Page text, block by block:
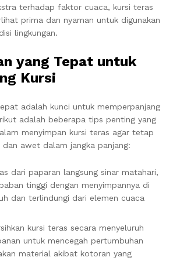
terhadap faktor cuaca, kursi teras
prima dan nyaman untuk digunakan
lingkungan.
yang Tepat untuk
Kursi
adalah kunci untuk memperpanjang
adalah beberapa tips penting yang
menyimpan kursi teras agar tetap
awet dalam jangka panjang:
dari paparan langsung sinar matahari,
tinggi dengan menyimpannya di
dan terlindungi dari elemen cuaca
kursi teras secara menyeluruh
untuk mencegah pertumbuhan
material akibat kotoran yang